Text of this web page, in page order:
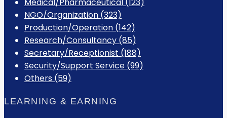
Medical/Pharmaceutical (123)
NGO/Organization (323)
Production/Operation (142)
Research/Consultancy (85)
Secretary/Receptionist (188)
Security/Support Service (99)
Others (59)
LEARNING & EARNING